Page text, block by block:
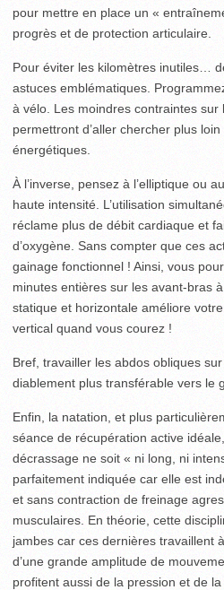
pour mettre en place un «
progrès et de protection articulaire.
Pour éviter les kilomètres inutiles…
astuces emblématiques.
à vélo. Les moindres contraintes sur
permettront d’aller chercher plus
énergétiques.
À l’inverse, pensez à l’elliptique ou
haute intensité. L’utilisation
réclame plus de débit cardiaque et
d’oxygène. Sans compter que ces
gainage fonctionnel ! Ainsi, vous
minutes entières sur les avant-bras
statique et horizontale améliore
vertical quand vous courez !
Bref, travailler les abdos obliques
diablement plus transférable vers le
Enfin, la natation, et plus
séance de récupération active
décrassage ne soit « ni long, ni
parfaitement indiquée car elle est
et sans contraction de freinage
musculaires. En théorie, cette
jambes car ces dernières travaillent
d’une grande amplitude de
profitent aussi de la pression et de la